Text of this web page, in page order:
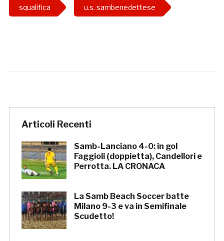
squalifica u.s. sambenedettese
Articoli Recenti
Samb-Lanciano 4-0: in gol
Faggioli (doppietta), Candellori e
Perrotta. LA CRONACA
La Samb Beach Soccer batte
Milano 9-3 e va in Semifinale
Scudetto!